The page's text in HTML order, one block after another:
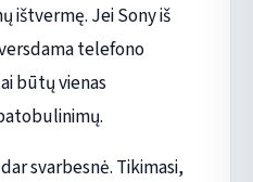
ištvermę. Jei Sony iš
telefono
būtų vienas
svarbesnė. Tikimasi,